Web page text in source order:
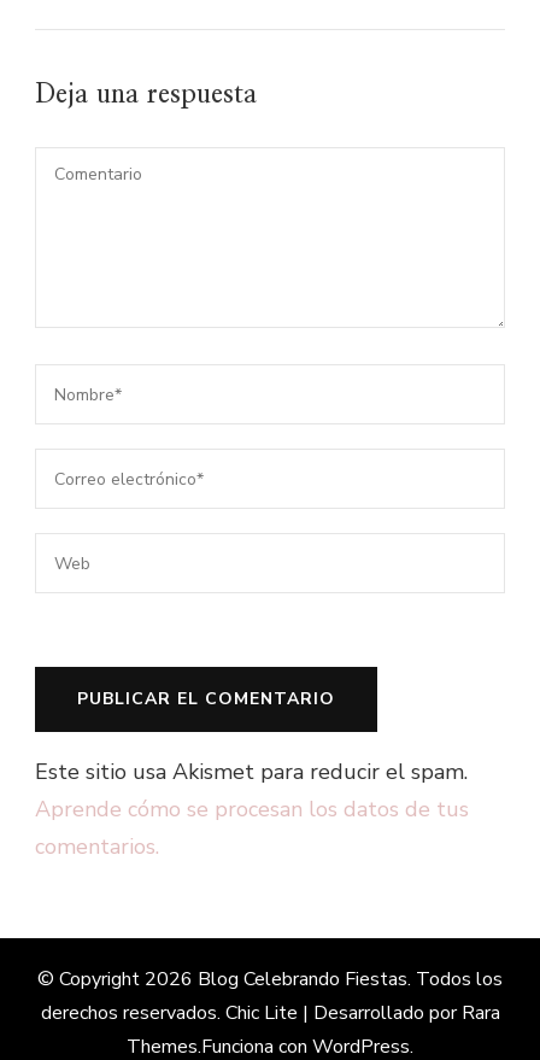
Deja una respuesta
Este sitio usa Akismet para reducir el spam.
Aprende cómo se procesan los datos de tus
comentarios.
© Copyright 2026 Blog Celebrando Fiestas. Todos los
derechos reservados. Chic Lite | Desarrollado porRara
Themes.Funciona con WordPress.